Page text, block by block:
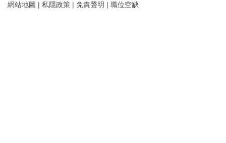
網站地圖 | 私隱政策 | 免責聲明 | 職位空缺